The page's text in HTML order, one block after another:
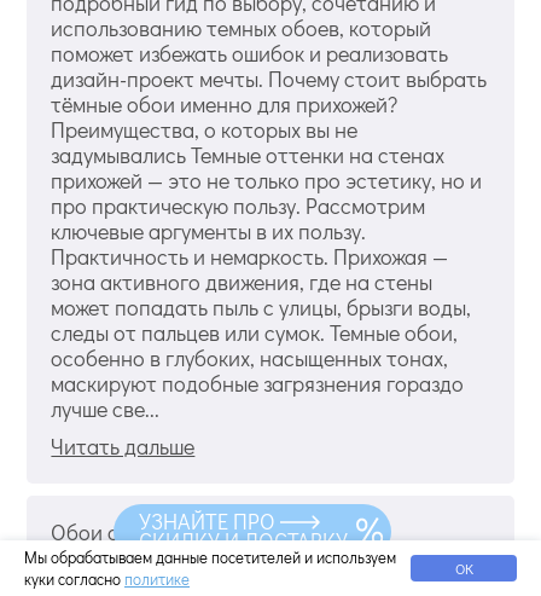
использованию темных обоев, который
поможет избежать ошибок и реализовать
дизайн-проект мечты. Почему стоит выбрать
тёмные обои именно для прихожей?
Преимущества, о которых вы не
задумывались Темные оттенки на стенах
прихожей — это не только про эстетику, но и
про практическую пользу. Рассмотрим
ключевые аргументы в их пользу.
Практичность и немаркость. Прихожая —
зона активного движения, где на стены
может попадать пыль с улицы, брызги воды,
следы от пальцев или сумок. Темные обои,
особенно в глубоких, насыщенных тонах,
маскируют подобные загрязнения гораздо
лучше све...
Читать дальше
Обои однотонные в интерьере:
особенности, дизайн, правила подбора
Мы обрабатываем данные посетителей и используем
куки согласно политике ОК
УЗНАЙТЕ ПРО
СКИДКУ И ДОСТАВКУ